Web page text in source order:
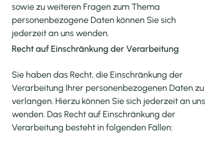
sowie zu weiteren Fragen zum Thema
personenbezogene Daten können Sie sich
jederzeit an uns wenden.
Recht auf Einschränkung der Verarbeitung
Sie haben das Recht, die Einschränkung der
Verarbeitung Ihrer personenbezogenen Daten zu
verlangen. Hierzu können Sie sich jederzeit an uns
wenden. Das Recht auf Einschränkung der
Verarbeitung besteht in folgenden Fällen: